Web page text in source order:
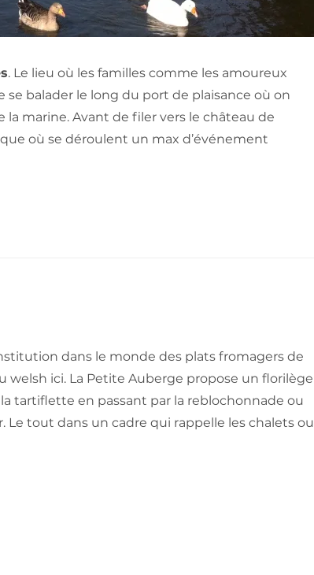
. Le lieu où les familles comme les amoureux
balader le long du port de plaisance où on
marine. Avant de filer vers le château de
où se déroulent un max d’événement
dans le monde des plats fromagers de
welsh ici. La Petite Auberge propose un florilège
tartiflette en passant par la reblochonnade ou
Le tout dans un cadre qui rappelle les chalets ou